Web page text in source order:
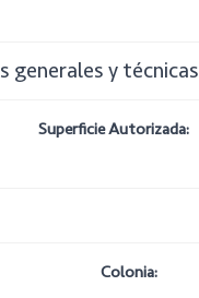
generales y técnicas
Superficie Autorizada:
Colonia: